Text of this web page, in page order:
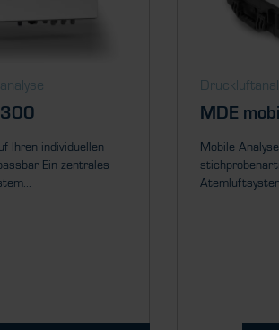
Ihren individuellen
Ein zentrales
MDE
Mobile